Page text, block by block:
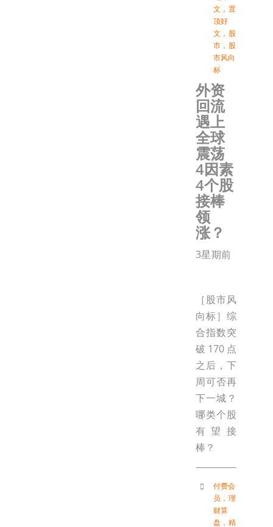
文 ， 置
顶好
文 ， 股
市 ， 股
市风向
标
外资
回流
遇上
全球
震荡
4因素
4个股
接棒
领
涨？
3星期前
［股市风
向标］综
合指数突
破170点
之后，下
周可否再
下一城？
哪类个股
有望接
棒？
付费会
员 ， 理
财算
盘 ， 精